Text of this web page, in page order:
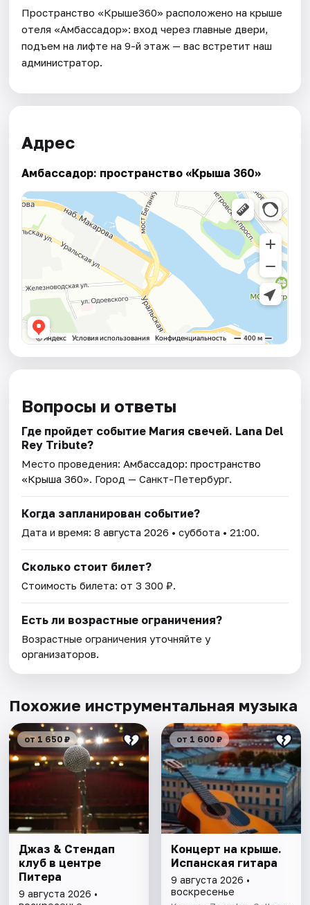
Пространство «Крыше360» расположено на крыше
отеля «Амбассадор»: вход через главные двери,
подъем на лифте на 9-й этаж — вас встретит наш
администратор.
Адрес
Амбассадор: пространство «Крыша 360»
Вопросы и ответы
Где пройдет событие Магия свечей. Lana Del
Rey Tribute?
Место проведения:Амбассадор: пространство
«Крыша 360». Город — Санкт-Петербург.
Когда запланирован событие?
Дата и время:8 августа 2026 • суббота • 21:00.
Сколько стоит билет?
Стоимость билета: от 3 300 ₽.
Есть ли возрастные ограничения?
Возрастные ограничения уточняйте у
организаторов.
Похожие инструментальная музыка
от 1 650 ₽
Джаз & Стендап
клуб в центре
Питера
9 августа 2026 •
от 1 600 ₽
Концерт на крыше.
Испанская гитара
9 августа 2026 •
воскресенье